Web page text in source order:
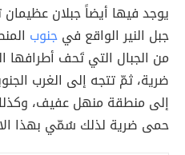
يوجد فيها أيضاً جبلان عظيمان
جبل النير الواقع فيجنوب
من الجبال التي تَحف أطرافها
ضرية، ثمّ تتجه إلى الغرب
إلى منطقة منهل عفيف،
حمى ضرية لذلك سُمّي بهذا